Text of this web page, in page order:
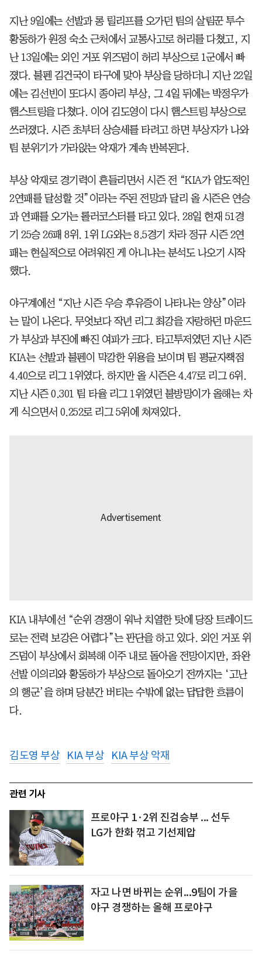
지난 9일에는 선발과 롱 릴리프를 오가던 팀의 살림꾼 투수
황동하가 원정 숙소 근처에서 교통사고로 허리를 다쳤고, 지
난 13일에는 외인 거포 위즈덤이 허리 부상으로 1군에서 빠
졌다. 불펜 김건국이 타구에 맞아 부상을 당하더니 지난 22일
에는 김선빈이 또다시 종아리 부상, 그 4일 뒤에는 박정우가
햄스트링을 다쳤다. 이어 김도영이 다시 햄스트링 부상으로
쓰러졌다. 시즌 초부터 상승세를 타려고 하면 부상자가 나와
팀 분위기가 가라앉는 악재가 계속 반복된다.
부상 악재로 경기력이 흔들리면서 시즌 전 “KIA가 압도적인
2연패를 달성할 것”이라는 주된 전망과 달리 올 시즌은 연승
과 연패를 오가는 롤러코스터를 타고 있다. 28일 현재 51경
기 25승 26패 8위. 1위 LG와는 8.5경기 차라 정규 시즌 2연
패는 현실적으로 어려워진 게 아니냐는 분석도 나오기 시작
했다.
야구계에선 “지난 시즌 우승 후유증이 나타나는 양상”이라
는 말이 나온다. 무엇보다 작년 리그 최강을 자랑하던 마운드
가 부상과 부진에 빠진 여파가 크다. 타고투저였던 지난 시즌
KIA는 선발과 불펜이 막강한 위용을 보이며 팀 평균자책점
4.40으로 리그 1위였다. 하지만 올 시즌은 4.47로 리그 6위.
지난 시즌 0.301 팀 타율 리그 1위였던 불방망이가 올해는 차
게 식으면서 0.252로 리그 5위에 쳐져있다.
KIA 내부에선 “순위 경쟁이 워낙 치열한 탓에 당장 트레이드
로는 전력 보강은 어렵다”는 판단을 하고 있다. 외인 거포 위
즈덤이 부상에서 회복해 이주 내로 돌아올 전망이지만, 좌완
선발 이의리와 황동하가 부상으로 돌아오기 전까지는 ‘고난
의 행군’을 하며 당분간 버티는 수밖에 없는 답답한 흐름이
다.
김도영 부상 KIA 부상 KIA 부상 악재
관련 기사
프로야구 1·2위 진검승부 ... 선두
LG가 한화 꺾고 기선제압
자고 나면 바뀌는 순위...9팀이 가을
야구 경쟁하는 올해 프로야구